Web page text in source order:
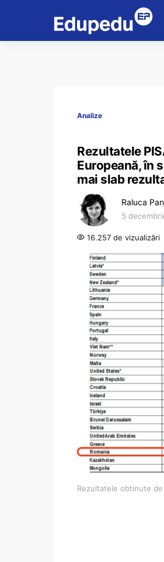
Analize
Rezultatele
Europeană, în
mai slab
Raluca
5
16.257 de vizualizări
Rezultatele obtinute de